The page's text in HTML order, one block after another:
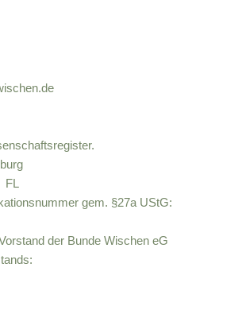
gem. §27a UStG:
der Bunde Wischen eG